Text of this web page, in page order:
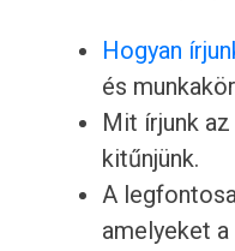
Hogyan
és
Mit írjunk
kitűnjünk.
A
amelyeket